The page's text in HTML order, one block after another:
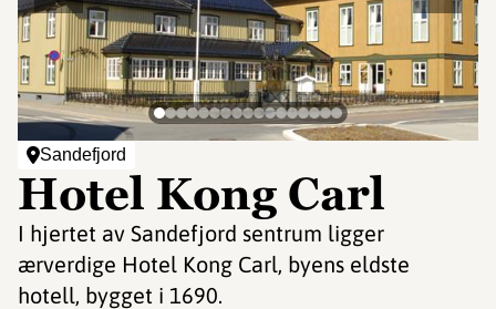
Sandefjord
Hotel Kong Carl
I hjertet av Sandefjord sentrum ligger
ærverdige Hotel Kong Carl, byens eldste
hotell, bygget i 1690.